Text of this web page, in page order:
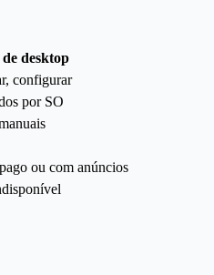
desktop
configurar
por SO
ou com anúncios